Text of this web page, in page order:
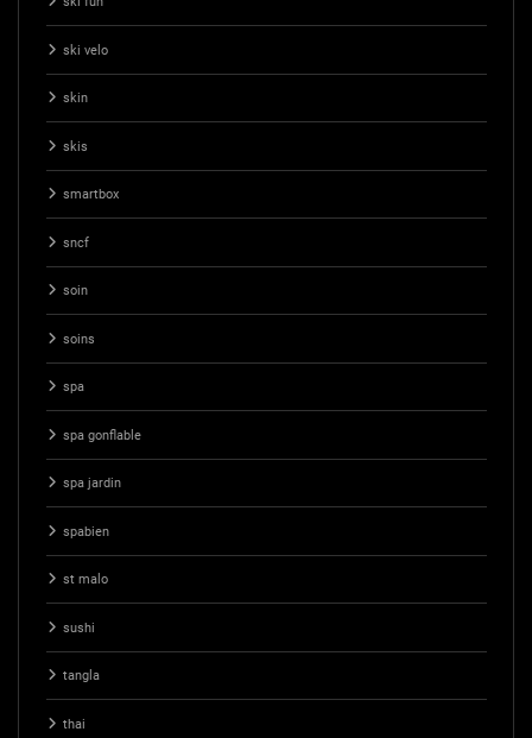
ski velo
skin
skis
smartbox
sncf
soin
soins
spa
spa gonflable
spa jardin
spabien
st malo
sushi
tangla
thai